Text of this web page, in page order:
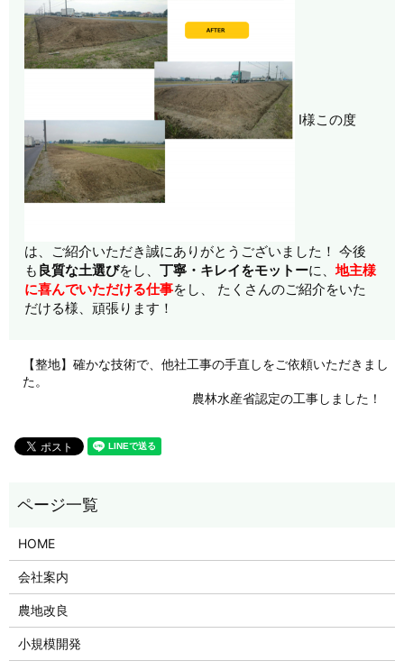
I様この度
は、ご紹介いただき誠にありがとうございました！ 今後
も 良質な土選びをし、丁寧・キレイをモットーに、地主様
に喜んでいただける仕事をし、 たくさんのご紹介をいた
だける様、頑張ります！
【整地】確かな技術で、他社工事の手直しをご依頼いただきまし
た。
農林水産省認定の工事しました！
HOME
会社案内
農地改良
小規模開発